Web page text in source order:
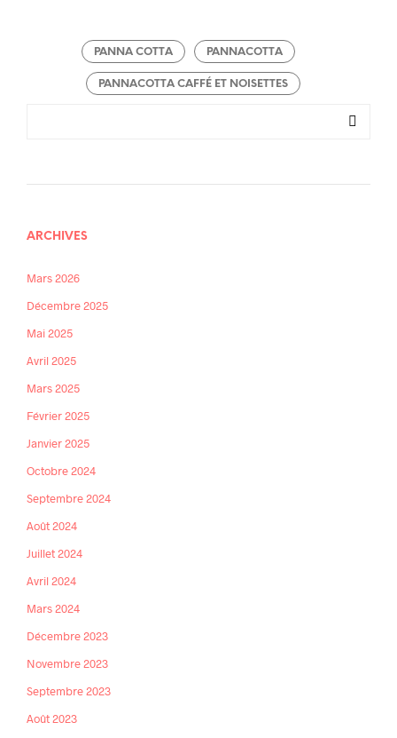
PANNA COTTA PANNACOTTA
PANNACOTTA CAFFÉ ET NOISETTES
ARCHIVES
Mars 2026
Décembre 2025
Mai 2025
Avril 2025
Mars 2025
Février 2025
Janvier 2025
Octobre 2024
Septembre 2024
Août 2024
Juillet 2024
Avril 2024
Mars 2024
Décembre 2023
Novembre 2023
Septembre 2023
Août 2023